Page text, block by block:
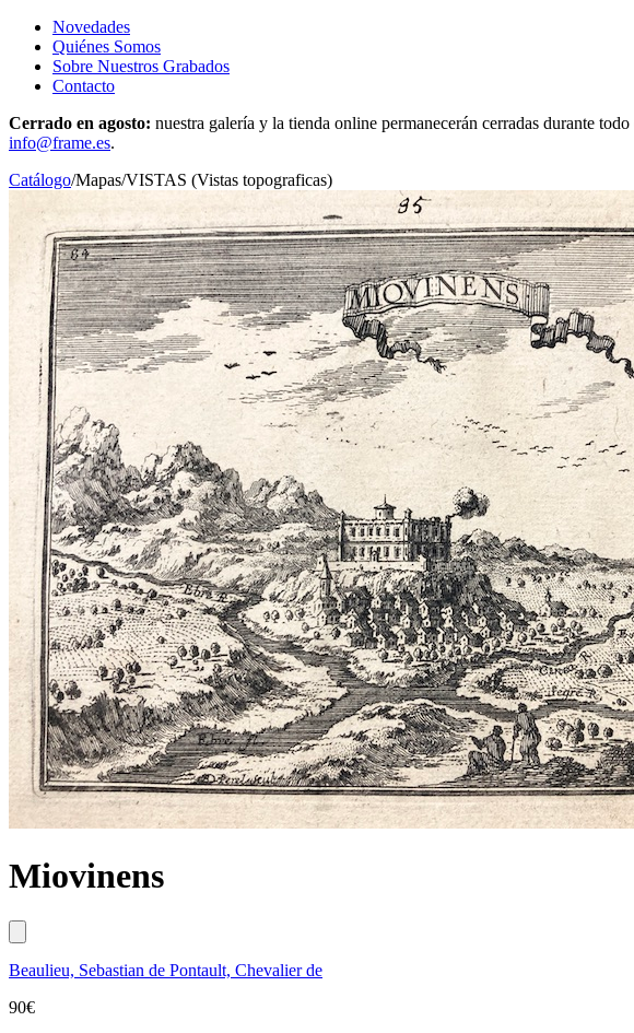
Novedades
Quiénes Somos
Sobre Nuestros Grabados
Contacto
Cerrado en agosto: nuestra galería y la tienda online permanecerán cerradas durante
info@frame.es.
Catálogo/Mapas/VISTAS (Vistas topograficas)
Miovinens
Beaulieu, Sebastian de Pontault, Chevalier de
90€